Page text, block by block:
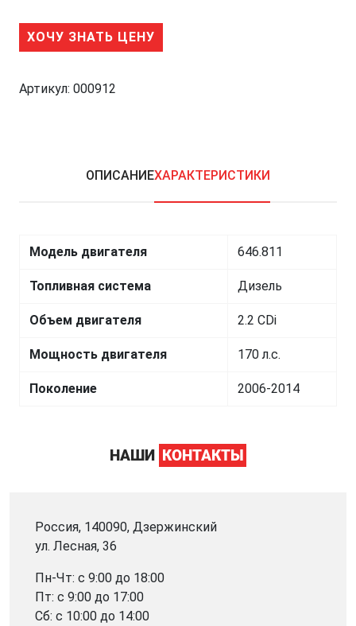
ХОЧУ ЗНАТЬ ЦЕНУ
Артикул: 000912
ОПИСАНИЕХАРАКТЕРИСТИКИ
Модель двигателя 646.811
Топливная система Дизель
Объем двигателя 2.2 CDi
Мощность двигателя 170 л.с.
Поколение 2006-2014
НАШИ КОНТАКТЫ
Россия, 140090, Дзержинский
ул. Лесная, 36
Пн-Чт: с 9:00 до 18:00
Пт: с 9:00 до 17:00
Сб: с 10:00 до 14:00